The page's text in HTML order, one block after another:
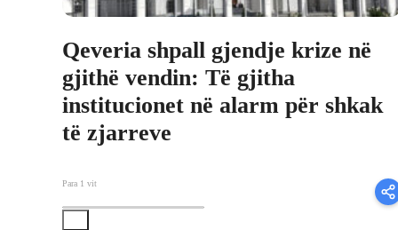
Qeveria shpall gjendje krize në
gjithë vendin: Të gjitha
institucionet në alarm për shkak
të zjarreve
Para 1 vit